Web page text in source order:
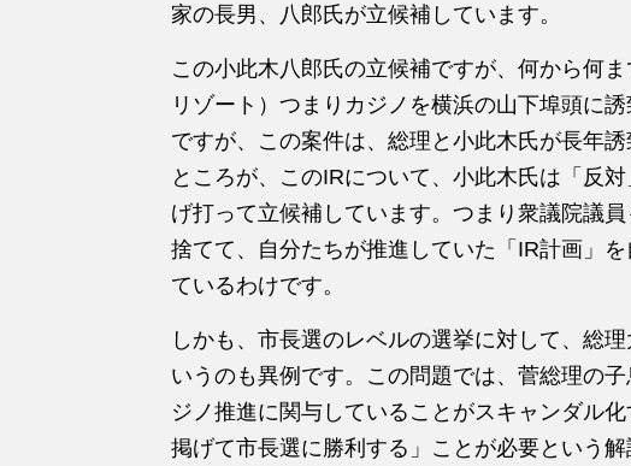
家の長男、八郎氏が立候補しています。
この小此木八郎氏の立候補ですが、何から何
リゾート）つまりカジノを横浜の山下埠頭に
ですが、この案件は、総理と小此木氏が長年誘
ところが、このIRについて、小此木氏は「反
げ打って立候補しています。つまり衆議院議
捨てて、自分たちが推進していた「IR計画」
ているわけです。
しかも、市長選のレベルの選挙に対して、総
いうのも異例です。この問題では、菅総理の
ジノ推進に関与していることがスキャンダル
掲げて市長選に勝利する」ことが必要という解